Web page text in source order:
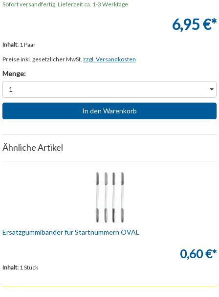
Sofort versandfertig, Lieferzeit ca. 1-3 Werktage
6,95 €*
Inhalt: 1 Paar
Preise inkl. gesetzlicher MwSt. zzgl. Versandkosten
Menge:
1
In den Warenkorb
Ähnliche Artikel
Ersatzgummibänder für Startnummern OVAL
0,60 €*
Inhalt: 1 Stück